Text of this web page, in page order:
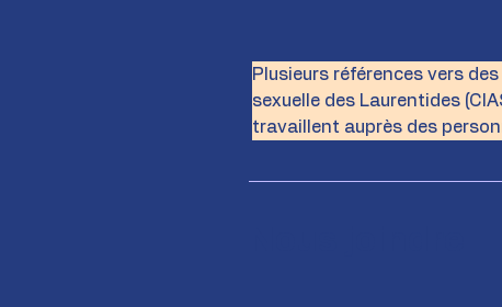
Plusieurs références vers
sexuelle des Laurentides
travaillent auprès des